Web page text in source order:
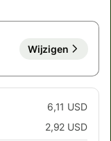
Wijzigen
6,11 USD
2,92 USD